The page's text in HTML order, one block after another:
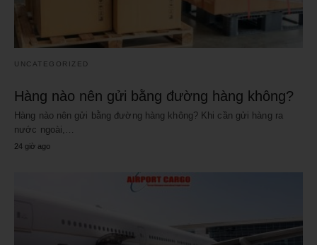
UNCATEGORIZED
Hàng nào nên gửi bằng đường hàng không?
Hàng nào nên gửi bằng đường hàng không? Khi cần gửi hàng ra
nước ngoài,…
24 giờ ago